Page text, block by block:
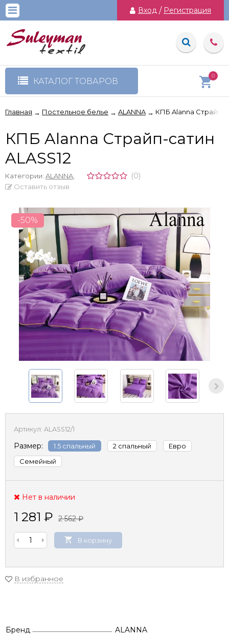
Вход / Регистрация
КАТАЛОГ ТОВАРОВ
0
Главная → Постельное белье → ALANNA → КПБ Alanna Страйп-
КПБ Alanna Страйп-сатин
ALASS12
Категории: ALANNA (0)
Оставить отзыв
-50%
Артикул: ALASS12/1
Размер: 1.5 спальный 2 спальный
Евро
Семейный
Нет в наличии
1 281 ₽ 2 562₽
В корзину
В избранное
Бренд
ALANNA